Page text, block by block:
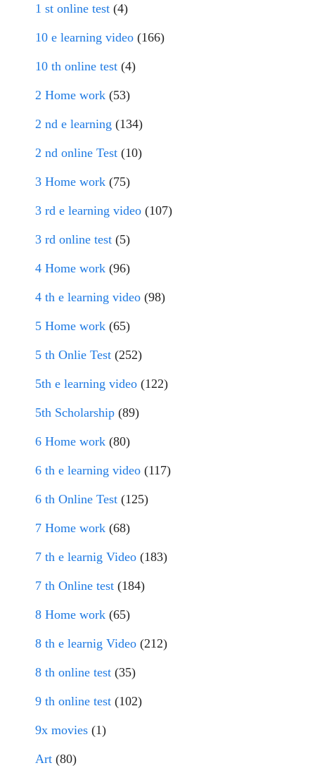
1 st online test (4)
10 e learning video (166)
10 th online test (4)
2 Home work (53)
2 nd e learning (134)
2 nd online Test (10)
3 Home work (75)
3 rd e learning video (107)
3 rd online test (5)
4 Home work (96)
4 th e learning video (98)
5 Home work (65)
5 th Onlie Test (252)
5th e learning video (122)
5th Scholarship (89)
6 Home work (80)
6 th e learning video (117)
6 th Online Test (125)
7 Home work (68)
7 th e learnig Video (183)
7 th Online test (184)
8 Home work (65)
8 th e learnig Video (212)
8 th online test (35)
9 th online test (102)
9x movies (1)
Art (80)